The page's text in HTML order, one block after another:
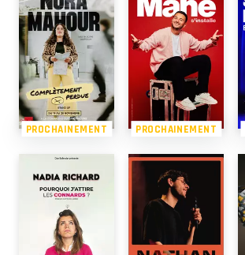
PROCHAINEMENT PROCHAINEMENT